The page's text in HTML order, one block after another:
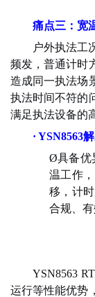
痛点三：宽
户外执法工
频发，普通计时
造成同一执法场
执法时间不符的
满足执法设备的
· YSN8563
Ø具备优
温工作
移，计
合规、有
YSN8563
运行等性能优势